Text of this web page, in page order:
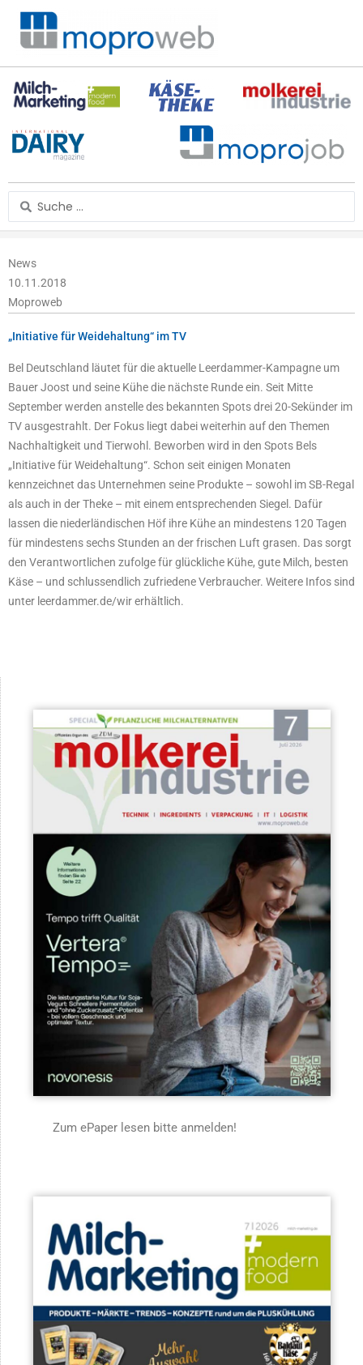
Zum
Inhalt
springen
Search
...
News
10.11.2018
Moproweb
„Initiative für Weidehaltung“ im TV
Bel Deutschland läutet für die aktuelle Leerdammer-Kampagne um
Bauer Joost und seine Kühe die nächste Runde ein. Seit Mitte
September werden anstelle des bekannten Spots drei 20-Sekünder im
TV ausgestrahlt. Der Fokus liegt dabei weiterhin auf den Themen
Nachhaltigkeit und Tierwohl. Beworben wird in den Spots Bels
„Initiative für Weidehaltung“. Schon seit einigen Monaten
kennzeichnet das Unternehmen seine Produkte – sowohl im SB-Regal
als auch in der Theke – mit einem entsprechenden Siegel. Dafür
lassen die niederländischen Höf ihre Kühe an mindestens 120 Tagen
für mindestens sechs Stunden an der frischen Luft grasen. Das sorgt
den Verantwortlichen zufolge für glückliche Kühe, gute Milch, besten
Käse – und schlussendlich zufriedene Verbraucher. Weitere Infos sind
unter leerdammer.de/wir erhältlich.
Zum ePaper lesen bitte anmelden!